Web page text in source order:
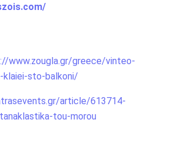
www.zougla.gr/greece/vinteo-
sto-balkoni/
article/613714-
tou-morou